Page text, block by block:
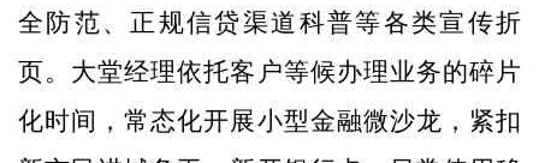
全防范、正规信贷渠道科普等各类宣传折
页。大堂经理依托客户等候办理业务的碎片
化时间，常态化开展小型金融微沙龙，紧扣